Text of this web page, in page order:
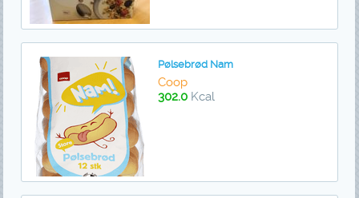
Pølsebrød Nam
Coop
302.0Kcal